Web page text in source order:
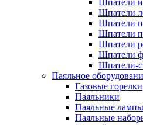
Шпатели
Шпатели
Шпатели
Шпатели
Шпатели
Шпатели
Шпатели-
Паяльное
Газовые горелки
Паяльники
Паяльные лампы
Паяльные